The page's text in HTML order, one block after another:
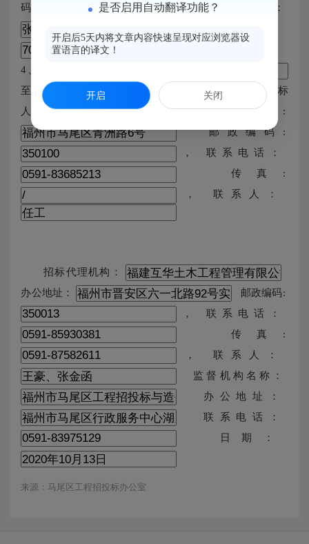
码：
项目负责人：
4、公示时间 公示期为
至
5、联系方式 招标
人:
办公地址:
邮政编码:
， 联系电话：
传真:
， 联系人：
招标代理机构：
办公地址：
邮政编码:
， 联系电话：
传真:
， 联系人：
监督机构名称：
办公地址：
联系电话：
日期：
来源：马尾区工程招投标办公室
是否启用自动翻译功能？
开启后5天内将文章内容快速呈现对应浏览器设
置语言的译文！
开启 关闭